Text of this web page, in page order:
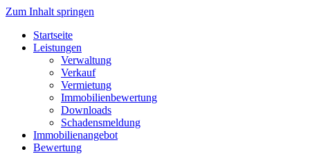
Zum Inhalt springen
Startseite
Leistungen
Verwaltung
Verkauf
Vermietung
Immobilienbewertung
Downloads
Schadensmeldung
Immobilienangebot
Bewertung